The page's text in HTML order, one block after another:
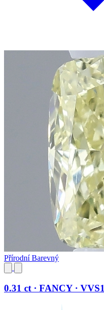
Přírodní Barevný
0.31 ct · FANCY · VVS1